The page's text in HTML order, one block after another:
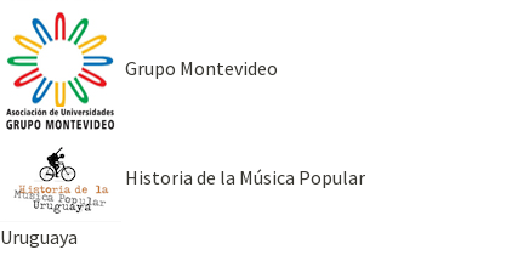
Grupo Montevideo
Historia de la Música Popular
Uruguaya